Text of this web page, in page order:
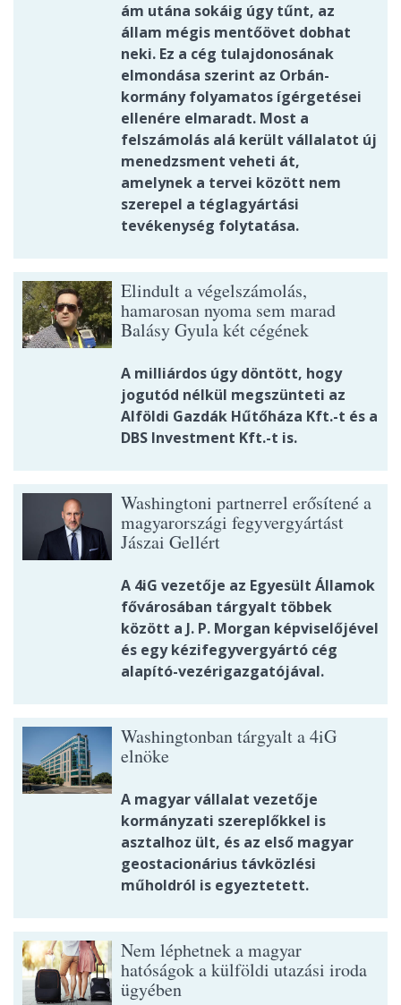
ám utána sokáig úgy tűnt, az
állam mégis mentőövet dobhat
neki. Ez a cég tulajdonosának
elmondása szerint az Orbán-
kormány folyamatos ígérgetései
ellenére elmaradt. Most a
felszámolás alá került vállalatot új
menedzsment veheti át,
amelynek a tervei között nem
szerepel a téglagyártási
tevékenység folytatása.
Elindult a végelszámolás,
hamarosan nyoma sem marad
Balásy Gyula két cégének
A milliárdos úgy döntött, hogy
jogutód nélkül megszünteti az
Alföldi Gazdák Hűtőháza Kft.-t és a
DBS Investment Kft.-t is.
Washingtoni partnerrel erősítené a
magyarországi fegyvergyártást
Jászai Gellért
A 4iG vezetője az Egyesült Államok
fővárosában tárgyalt többek
között a J. P. Morgan képviselőjével
és egy kézifegyvergyártó cég
alapító-vezérigazgatójával.
Washingtonban tárgyalt a 4iG
elnöke
A magyar vállalat vezetője
kormányzati szereplőkkel is
asztalhoz ült, és az első magyar
geostacionárius távközlési
műholdról is egyeztetett.
Nem léphetnek a magyar
hatóságok a külföldi utazási iroda
ügyében